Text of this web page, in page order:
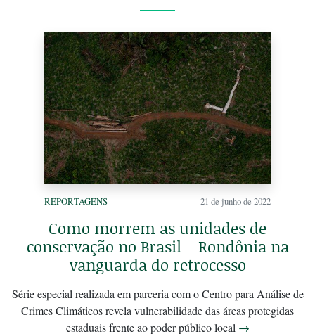
REPORTAGENS 21 de junho de 2022
Como morrem as unidades de
conservação no Brasil – Rondônia na
vanguarda do retrocesso
Série especial realizada em parceria com o Centro para Análise de
Crimes Climáticos revela vulnerabilidade das áreas protegidas
estaduais frente ao poder público local →